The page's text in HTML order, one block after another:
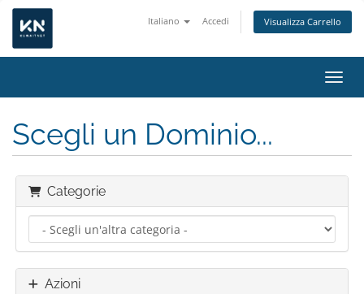
Italiano Accedi Visualizza Carrello
Scegli un Dominio...
Categorie
Azioni